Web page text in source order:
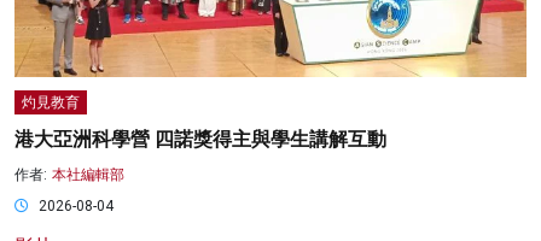
灼見教育
港大亞洲科學營 四諾獎得主與學生講解互動
作者: 本社編輯部
2026-08-04